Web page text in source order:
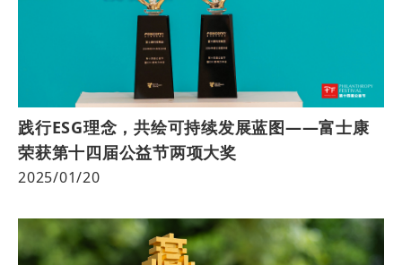
践行ESG理念，共绘可持续发展蓝图——富士康
荣获第十四届公益节两项大奖
2025/01/20